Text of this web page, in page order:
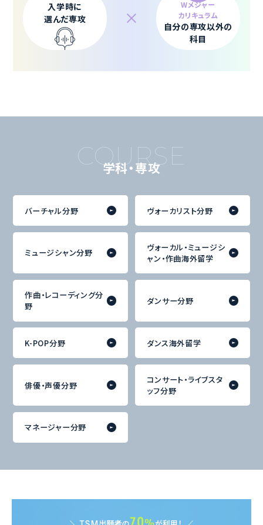
MAJOR
入学時に
選んだ専攻
Wメジャー
カリキュラム
自分の専攻以外の
W-MAJOR
バーチャル分野 ヴォーカリスト分野
ミュージシャン分野
ヴォーカル・ミュージシ
ャン・作曲海外留学
作曲・レコーディング分
野
ダンサー分野
K-POP分野 ダンス海外留学
俳優・声優分野
コンサート・ライブスタ
ッフ分野
マネージャー分野